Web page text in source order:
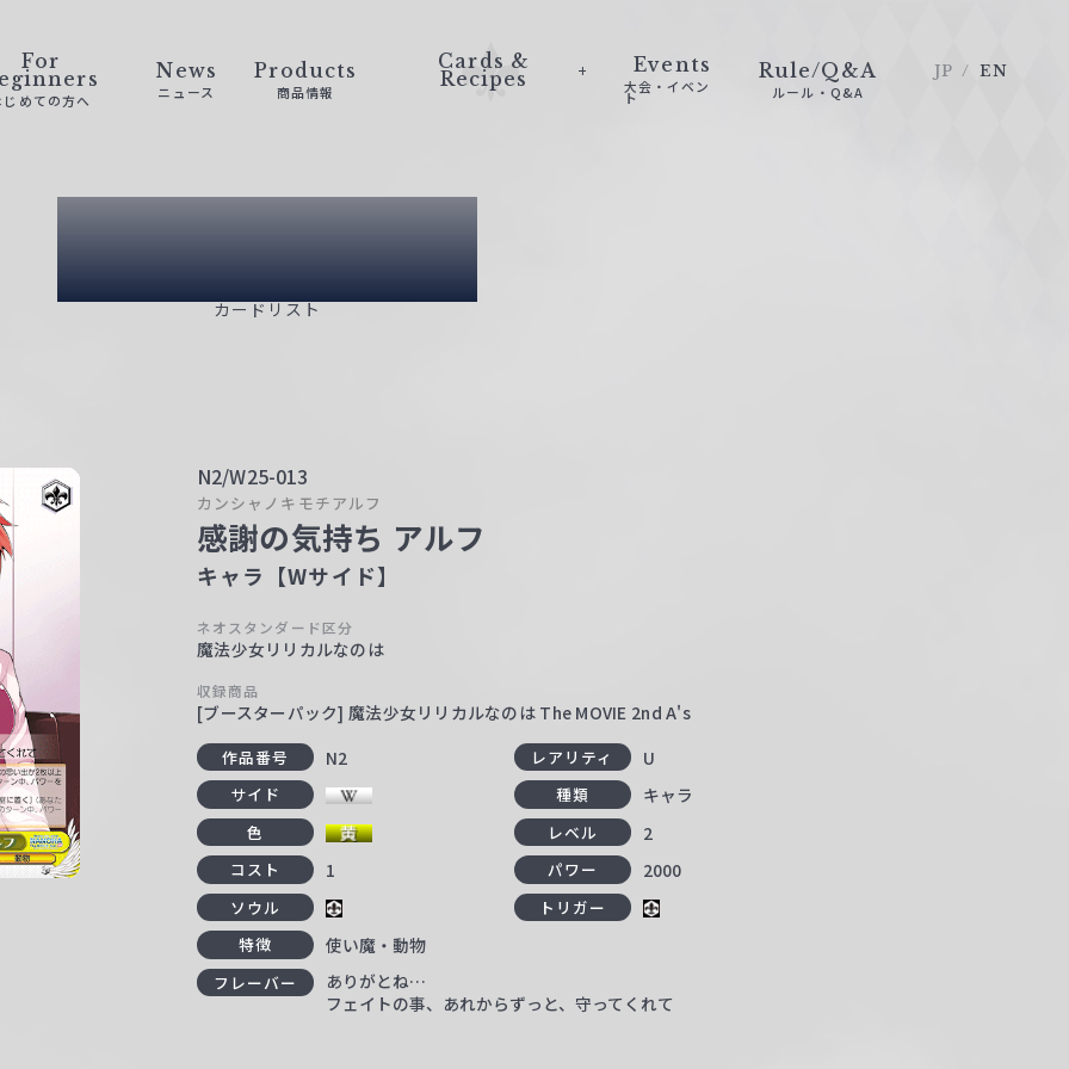
For
じめての方へ
News
ニュース
Products
商品情報
Cards &
Recipes
Events
大会・イベン
ト
Rule/Q&A
ルール・Q&A
JP EN
Card List
カードリスト
N2/W25-013
カンシャノキモチアルフ
感謝の気持ち アルフ
キャラ【Wサイド】
ネオスタンダード区分
魔法少女リリカルなのは
収録商品
[ブースターパック] 魔法少女リリカルなのは The MOVIE 2nd A's
作品番号 N2 レアリティ U
サイド 種類 キャラ
色 レベル 2
コスト 1 パワー 2000
ソウル
トリガー
特徴
使い魔・動物
フレーバー
ありがとね…
フェイトの事、あれからずっと、守ってくれて